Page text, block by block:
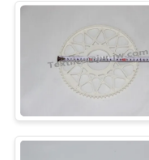
REFERENZEN
SITEMAP